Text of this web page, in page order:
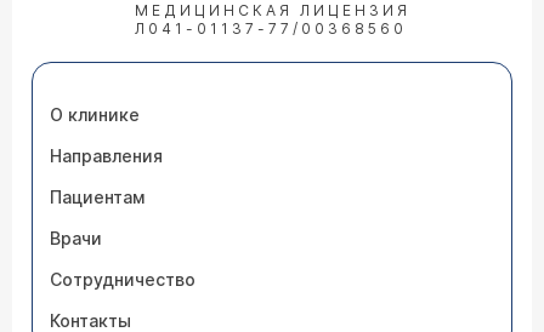
МЕДИЦИНСКАЯ ЛИЦЕНЗИЯ
Л041-01137-77/00368560
О клинике
Направления
Пациентам
Врачи
Сотрудничество
Контакты